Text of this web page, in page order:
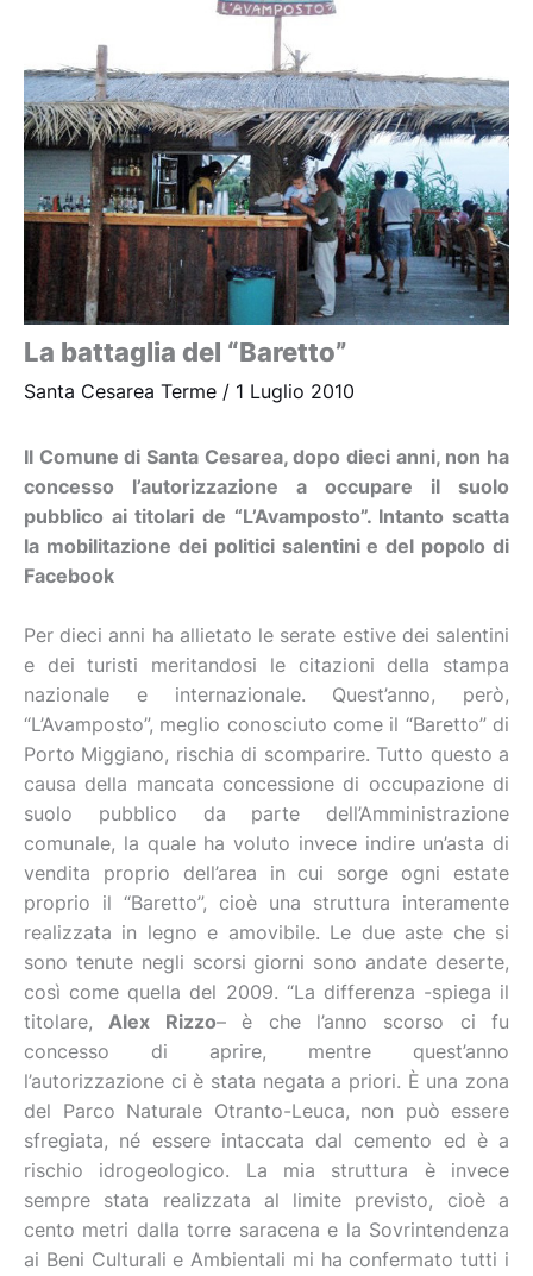
La battaglia del “Baretto”
Santa Cesarea Terme / 1 Luglio 2010
Il Comune di Santa Cesarea, dopo dieci anni, non ha
concesso l’autorizzazione a occupare il suolo
pubblico ai titolari de “L’Avamposto”. Intanto scatta
la mobilitazione dei politici salentini e del popolo di
Facebook
Per dieci anni ha allietato le serate estive dei salentini
e dei turisti meritandosi le citazioni della stampa
nazionale e internazionale. Quest’anno, però,
“L’Avamposto”, meglio conosciuto come il “Baretto” di
Porto Miggiano, rischia di scomparire. Tutto questo a
causa della mancata concessione di occupazione di
suolo pubblico da parte dell’Amministrazione
comunale, la quale ha voluto invece indire un’asta di
vendita proprio dell’area in cui sorge ogni estate
proprio il “Baretto”, cioè una struttura interamente
realizzata in legno e amovibile. Le due aste che si
sono tenute negli scorsi giorni sono andate deserte,
così come quella del 2009. “La differenza -spiega il
titolare,Alex Rizzo– è che l’anno scorso ci fu
concesso di aprire, mentre quest’anno
l’autorizzazione ci è stata negata a priori. È una zona
del Parco Naturale Otranto-Leuca, non può essere
sfregiata, né essere intaccata dal cemento ed è a
rischio idrogeologico. La mia struttura è invece
sempre stata realizzata al limite previsto, cioè a
cento metri dalla torre saracena e la Sovrintendenza
ai Beni Culturali e Ambientali mi ha confermato tutti i